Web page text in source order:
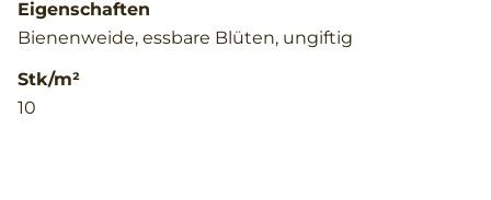
Eigenschaften
Bienenweide, essbare Blüten, ungiftig
Stk/m²
10